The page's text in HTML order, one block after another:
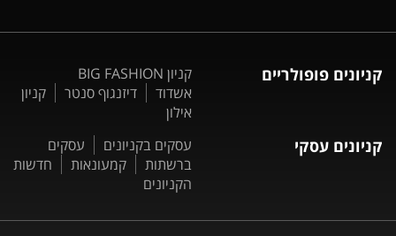
קניונים פופולריים
קניון BIG FASHION
אשדוד
דיזנגוף סנטר
קניון
אילון
קניונים עסקי עסקים בקניונים
עסקים
ברשתות
קמעונאות
חדשות
הקניונים